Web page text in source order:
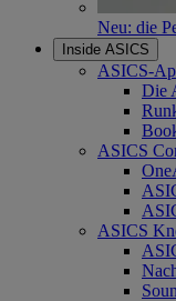
Neu: die
Inside ASICS
ASICS-
Die
ASICS
ASICS